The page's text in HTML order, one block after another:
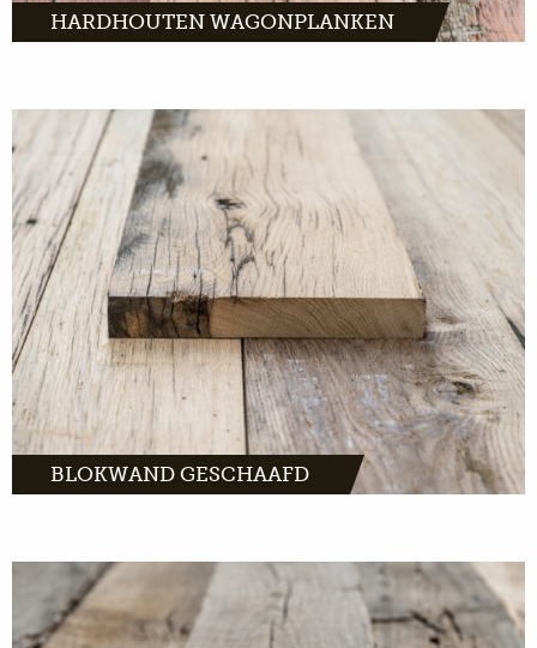
HARDHOUTEN WAGONPLANKEN
Blokwanden geschaafd: Prachtige eiken
planken die warmte brengen in ieder
interieur.
MEER INFO
BLOKWAND GESCHAAFD
Authentieke planken met een stoere en
sobere uitstraling.